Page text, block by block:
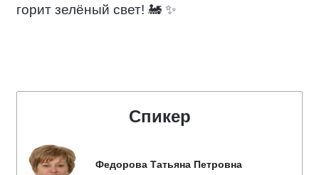
горит зелёный свет! 🚂 ✨
Спикер
Федорова Татьяна Петровна